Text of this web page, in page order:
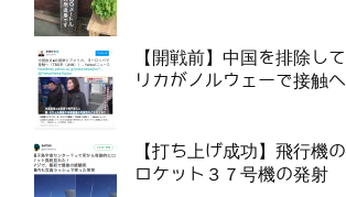
【開戦前】中国を排除し
リカがノルウェーで接触へ
【打ち上げ成功】飛行機
ロケット３７号機の発射